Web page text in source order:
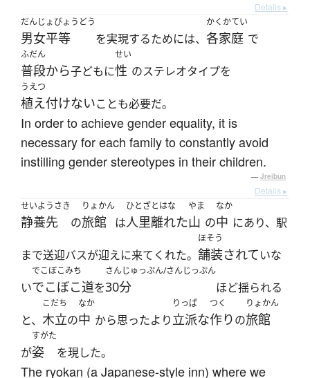
Details ▸
だんじょびょうどう
男女平等 を実現するためには、
かくかてい
各家庭 で
ふだん
普段から子どもに
せい
性 のステレオタイプを
うえつ
植え付けないことも必要だ。
In order to achieve gender equality, it is
necessary for each family to constantly avoid
instilling gender stereotypes in their children.
— Jreibun
Details ▸
せいようさき
静養先 の
りょかん
旅館 は
ひとざとはな
人里離れた
やま
山 の
なか
中 にあり、駅
まで送迎バスが迎えに来てくれた。
ほそう
舗装されていな
い
でこぼこみち
でこぼこ道を
さんじゅっぷん/さんじっぷん
30分 ほど揺られる
と、
こだち
木立の
なか
中 から思ったより
りっぱ
立派な
つく
作りの
りょかん
旅館
が
すがた
姿 を現した。
The ryokan (a Japanese-style inn) where we